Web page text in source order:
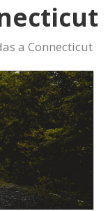
a Connecticut